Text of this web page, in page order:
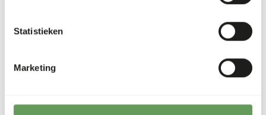
Statistieken
Marketing